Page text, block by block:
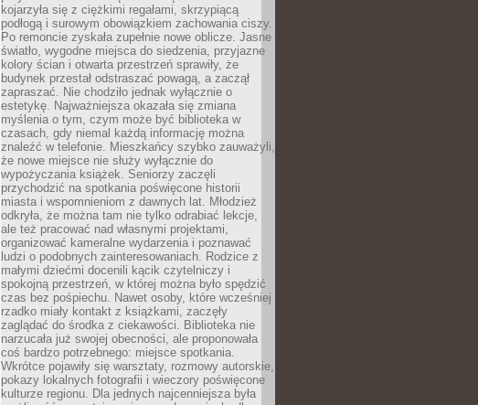
kojarzyła się z ciężkimi regałami, skrzypiącą
podłogą i surowym obowiązkiem zachowania ciszy.
Po remoncie zyskała zupełnie nowe oblicze. Jasne
światło, wygodne miejsca do siedzenia, przyjazne
kolory ścian i otwarta przestrzeń sprawiły, że
budynek przestał odstraszać powagą, a zaczął
zapraszać. Nie chodziło jednak wyłącznie o
estetykę. Najważniejsza okazała się zmiana
myślenia o tym, czym może być biblioteka w
czasach, gdy niemal każdą informację można
znaleźć w telefonie. Mieszkańcy szybko zauważyli,
że nowe miejsce nie służy wyłącznie do
wypożyczania książek. Seniorzy zaczęli
przychodzić na spotkania poświęcone historii
miasta i wspomnieniom z dawnych lat. Młodzież
odkryła, że można tam nie tylko odrabiać lekcje,
ale też pracować nad własnymi projektami,
organizować kameralne wydarzenia i poznawać
ludzi o podobnych zainteresowaniach. Rodzice z
małymi dziećmi docenili kącik czytelniczy i
spokojną przestrzeń, w której można było spędzić
czas bez pośpiechu. Nawet osoby, które wcześniej
rzadko miały kontakt z książkami, zaczęły
zaglądać do środka z ciekawości. Biblioteka nie
narzucała już swojej obecności, ale proponowała
coś bardzo potrzebnego: miejsce spotkania.
Wkrótce pojawiły się warsztaty, rozmowy autorskie,
pokazy lokalnych fotografii i wieczory poświęcone
kulturze regionu. Dla jednych najcenniejsza była